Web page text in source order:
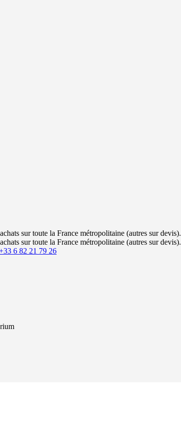
sur toute la France métropolitaine (autres sur devis).
sur toute la France métropolitaine (autres sur devis).
6 82 21 79 26